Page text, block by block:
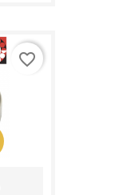
favorite_border